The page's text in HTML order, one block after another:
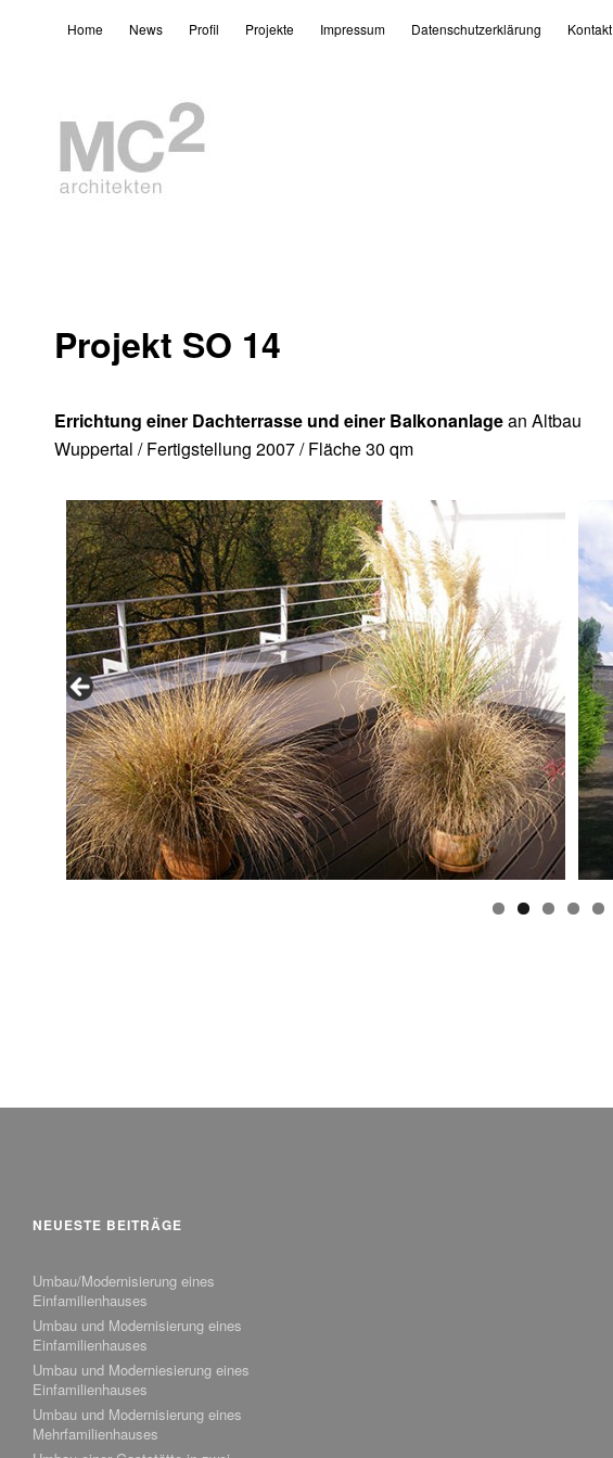
Home News Profil Projekte Impressum Datenschutzerklärung Kontakt
Projekt SO 14
Errichtung einer Dachterrasse und einer Balkonanlagean Altbau
Wuppertal / Fertigstellung 2007 / Fläche 30 qm
NEUESTE BEITRÄGE
Umbau/Modernisierung eines
Einfamilienhauses
Umbau und Modernisierung eines
Einfamilienhauses
Umbau und Moderniesierung eines
Einfamilienhauses
Umbau und Modernisierung eines
Mehrfamilienhauses